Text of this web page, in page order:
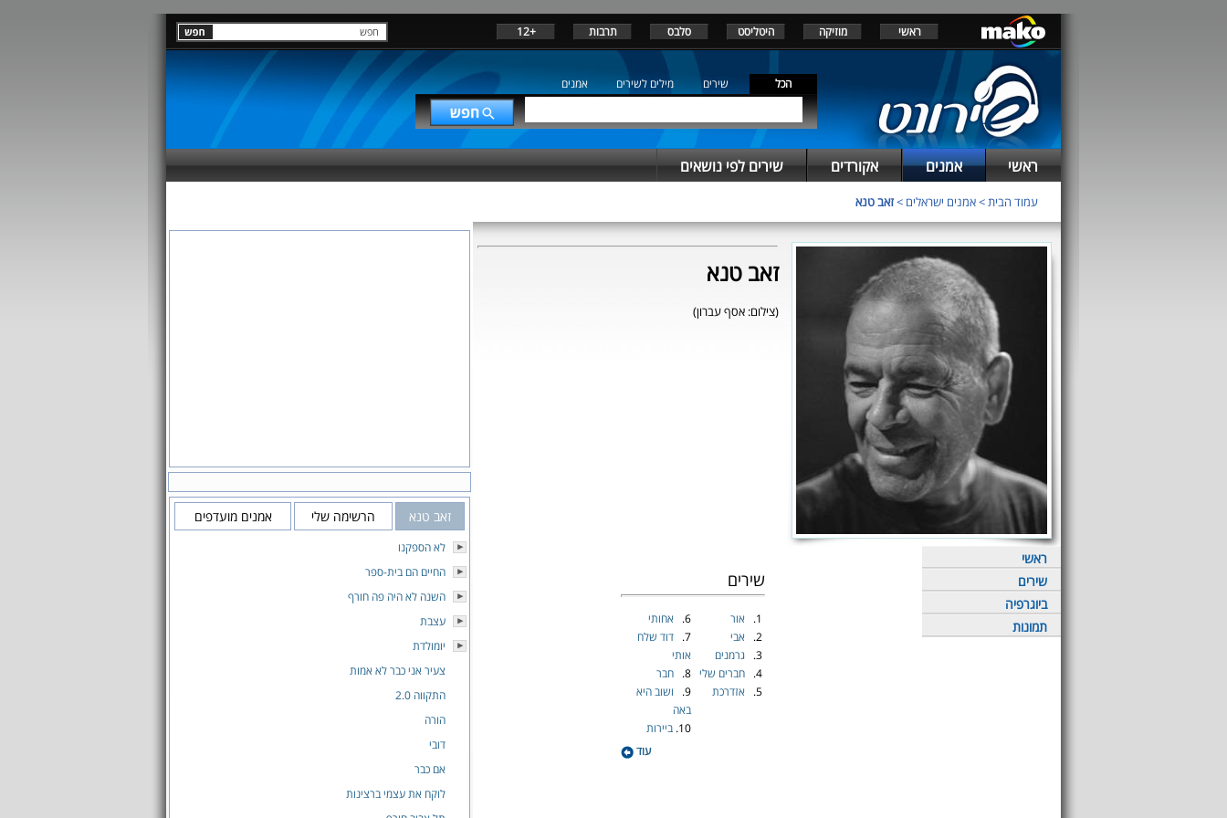
ראשי מוזיקה היטליסט סלבס תרבות +12
הכל שירים מילים לשירים אמנים
ראשי אמנים אקורדים שירים לפי נושאים
עמוד הבית>אמנים ישראלים >זאב טנא
זאב טנא
(צילום: אסף עברון)
ראשי
שירים
ביוגרפיה
תמונות
שירים
1.
אור
2.
אבי
3.
גרמנים
4.
חברים שלי
5.
אזדרכת
6.
אחותי
7.
דוד שלח
אותי
8.
חבר
9.
ושוב היא
באה
10. ביירות
עוד
זאב טנא הרשימה שלי אמנים מועדפים
לא הספקנו
החיים הם בית-ספר
השנה לא היה פה חורף
עצבת
יומולדת
צעיר אני כבר לא אמות
התקווה 2.0
הורה
דובי
אם כבר
לוקח את עצמי ברצינות